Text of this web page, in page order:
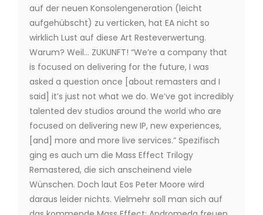
auf der neuen Konsolengeneration (leicht
aufgehübscht) zu verticken, hat EA nicht so
wirklich Lust auf diese Art Resteverwertung.
Warum? Weil… ZUKUNFT! “We’re a company that
is focused on delivering for the future, I was
asked a question once [about remasters and I
said] it’s just not what we do. We’ve got incredibly
talented dev studios around the world who are
focused on delivering new IP, new experiences,
[and] more and more live services.” Spezifisch
ging es auch um die Mass Effect Trilogy
Remastered, die sich anscheinend viele
Wünschen. Doch laut Eos Peter Moore wird
daraus leider nichts. Vielmehr soll man sich auf